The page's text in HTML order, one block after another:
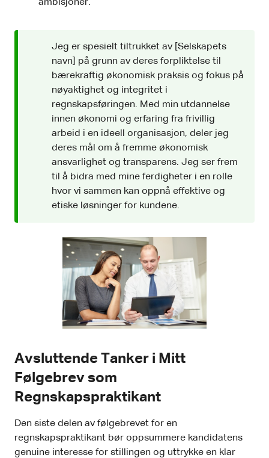
ambisjoner.
Jeg er spesielt tiltrukket av [Selskapets
navn] på grunn av deres forpliktelse til
bærekraftig økonomisk praksis og fokus på
nøyaktighet og integritet i
regnskapsføringen. Med min utdannelse
innen økonomi og erfaring fra frivillig
arbeid i en ideell organisasjon, deler jeg
deres mål om å fremme økonomisk
ansvarlighet og transparens. Jeg ser frem
til å bidra med mine ferdigheter i en rolle
hvor vi sammen kan oppnå effektive og
etiske løsninger for kundene.
Avsluttende Tanker i Mitt
Følgebrev som
Regnskapspraktikant
Den siste delen av følgebrevet for en
regnskapspraktikant bør oppsummere kandidatens
genuine interesse for stillingen og uttrykke en klar